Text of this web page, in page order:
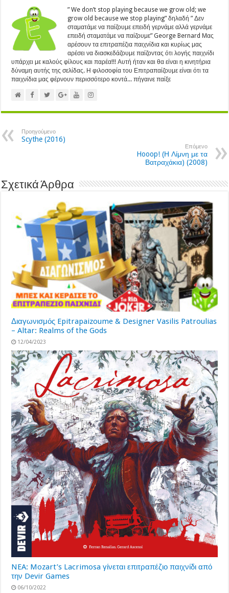
” We don’t stop playing because we grow old; we
grow old because we stop playing” δηλαδή ” Δεν
σταματάμε να παίζουμε επειδή γερνάμε αλλά γερνάμε
επειδή σταματάμε να παίζουμε” George Bernard Μας
αρέσουν τα επιτραπέζια παιχνίδια και κυρίως μας
αρέσει να διασκεδάζουμε παίζοντας ότι λογής παιχνίδι
υπάρχει με καλούς φίλους και παρέα!!! Αυτή ήταν και θα είναι η κινητήρια
δύναμη αυτής της σελίδας. Η φιλοσοφία του Επιτραπαίζουμε είναι ότι τα
παιχνίδια μας φέρνουν περισσότερο κοντά... πήγαινε παίξε
Προηγούμενο
Scythe (2016)
Επόμενο
Hooop! (Η Λίμνη με τα
Βατραχάκια) (2008)
Σχετικά Άρθρα
Διαγωνισμός Epitrapaizoume & Designer Vasilis Patroulias
– Altar: Realms of the Gods
12/04/2023
NEA: Mozart’s Lacrimosa γίνεται επιτραπέζιο παιχνίδι από
την Devir Games
06/10/2022